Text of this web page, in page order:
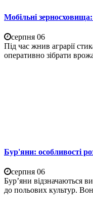
Мобільні
серпня 06
Під час жнив аграрії
оперативно зібрати
Бур'яни: особливості
серпня 06
Бур’яни відзначаються
до польових культур.